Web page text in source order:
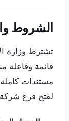
الشروط
تشترط وزارة
قائمة وفاعلة
مستندات
لفتح فرع شركة